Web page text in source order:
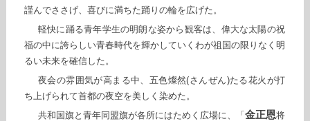
謹んでささげ、喜びに満ちた踊りの輪を広げた。
軽快に踊る青年学生の明朗な姿から観客は、偉大な太陽の祝
福の中に誇らしい青春時代を輝かしていくわが祖国の限りなく明
るい未来を確信した。
夜会の雰囲気が高まる中、五色燦然(さんぜん)たる花火が打
ち上げられて首都の夜空を美しく染めた。
共和国旗と青年同盟旗が各所にはためく広場に、「金正恩将